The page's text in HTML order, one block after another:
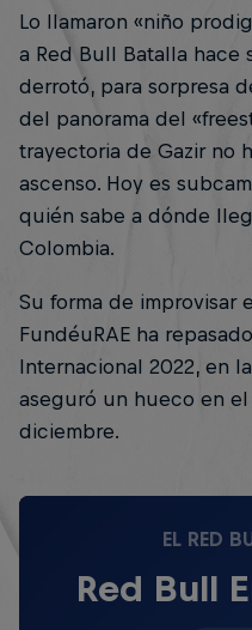
Lo llamaron «niño
a Red Bull Batalla hace
derrotó, para sorpresa
del panorama del
trayectoria de Gazir no
ascenso. Hoy es
quién sabe a dónde
Colombia.
Su forma de improvisar
FundéuRAE ha
Internacional 2022, en
aseguró un hueco en
diciembre.
EL RED
Red Bull